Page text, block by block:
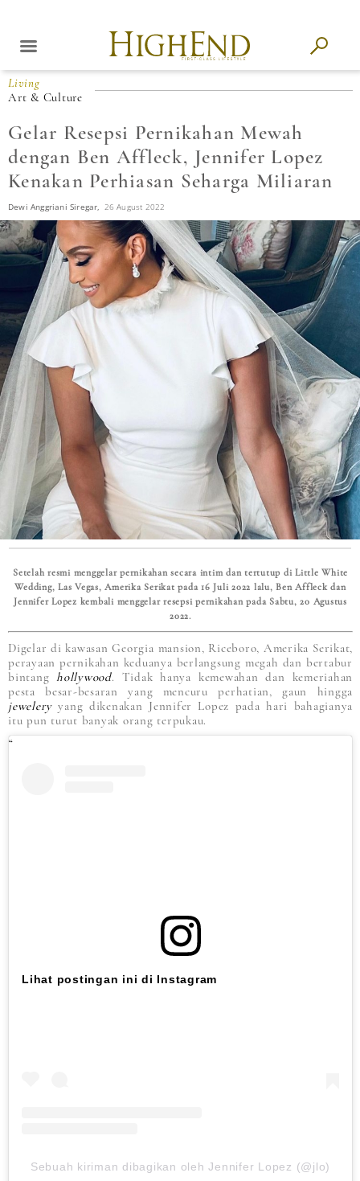
Living
Art & Culture
Gelar Resepsi Pernikahan Mewah
dengan Ben Affleck, Jennifer Lopez
Kenakan Perhiasan Seharga Miliaran
Dewi Anggriani Siregar, 26 August 2022
Setelah resmi menggelar pernikahan secara intim dan tertutup di Little White
Wedding, Las Vegas, Amerika Serikat pada 16 Juli 2022 lalu, Ben Affleck dan
Jennifer Lopez kembali menggelar resepsi pernikahan pada Sabtu, 20 Agustus
2022.
Digelar di kawasan Georgia mansion, Riceboro, Amerika Serikat,
perayaan pernikahan keduanya berlangsung megah dan bertabur
bintanghollywood. Tidak hanya kemewahan dan kemeriahan
pesta besar-besaran yang mencuru perhatian, gaun hingga
jewelery yang dikenakan Jennifer Lopez pada hari bahagianya
itu pun turut banyak orang terpukau.
Lihat postingan ini di Instagram
Sebuah kiriman dibagikan oleh Jennifer Lopez (@jlo)